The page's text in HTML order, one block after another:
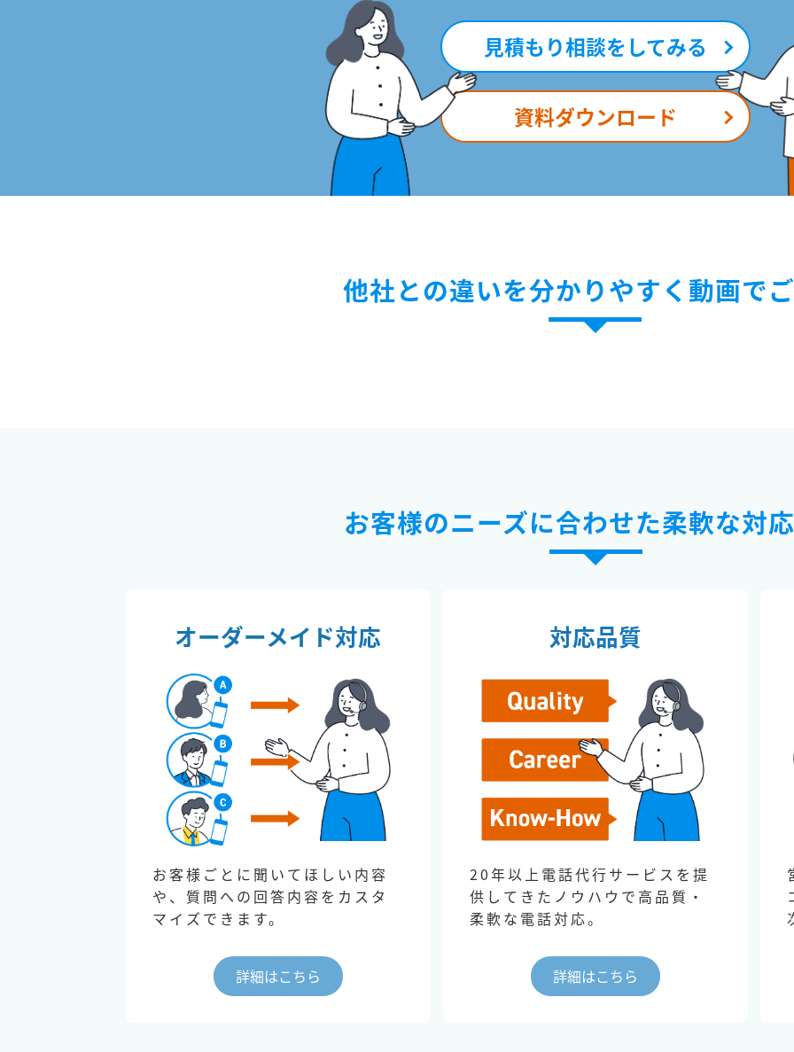
見積もり相談をしてみる
資料ダウンロード
他社との違いを分かりやすく動画で
お客様のニーズに合わせた柔軟な対
オーダーメイド対応
お客様ごとに聞いてほしい内容
や、質問への回答内容をカスタ
マイズできます。
詳細はこちら
対応品質
20年以上電話代行サービスを提
供してきたノウハウで高品質・
柔軟な電話対応。
詳細はこちら